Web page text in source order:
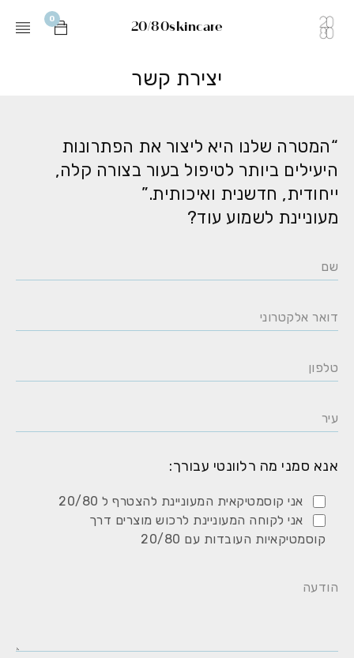
0 20/80skincare
יצירת קשר
“המטרה שלנו היא ליצור את הפתרונות
היעילים ביותר לטיפול בעור בצורה קלה,
ייחודית, חדשנית ואיכותית.”
מעוניינת לשמוע עוד?
אנא סמני מה רלוונטי עבורך:
אני קוסמטיקאית המעוניינת להצטרף ל 20/80
אני לקוחה המעוניינת לרכוש מוצרים דרך
קוסמטיקאיות העובדות עם 20/80